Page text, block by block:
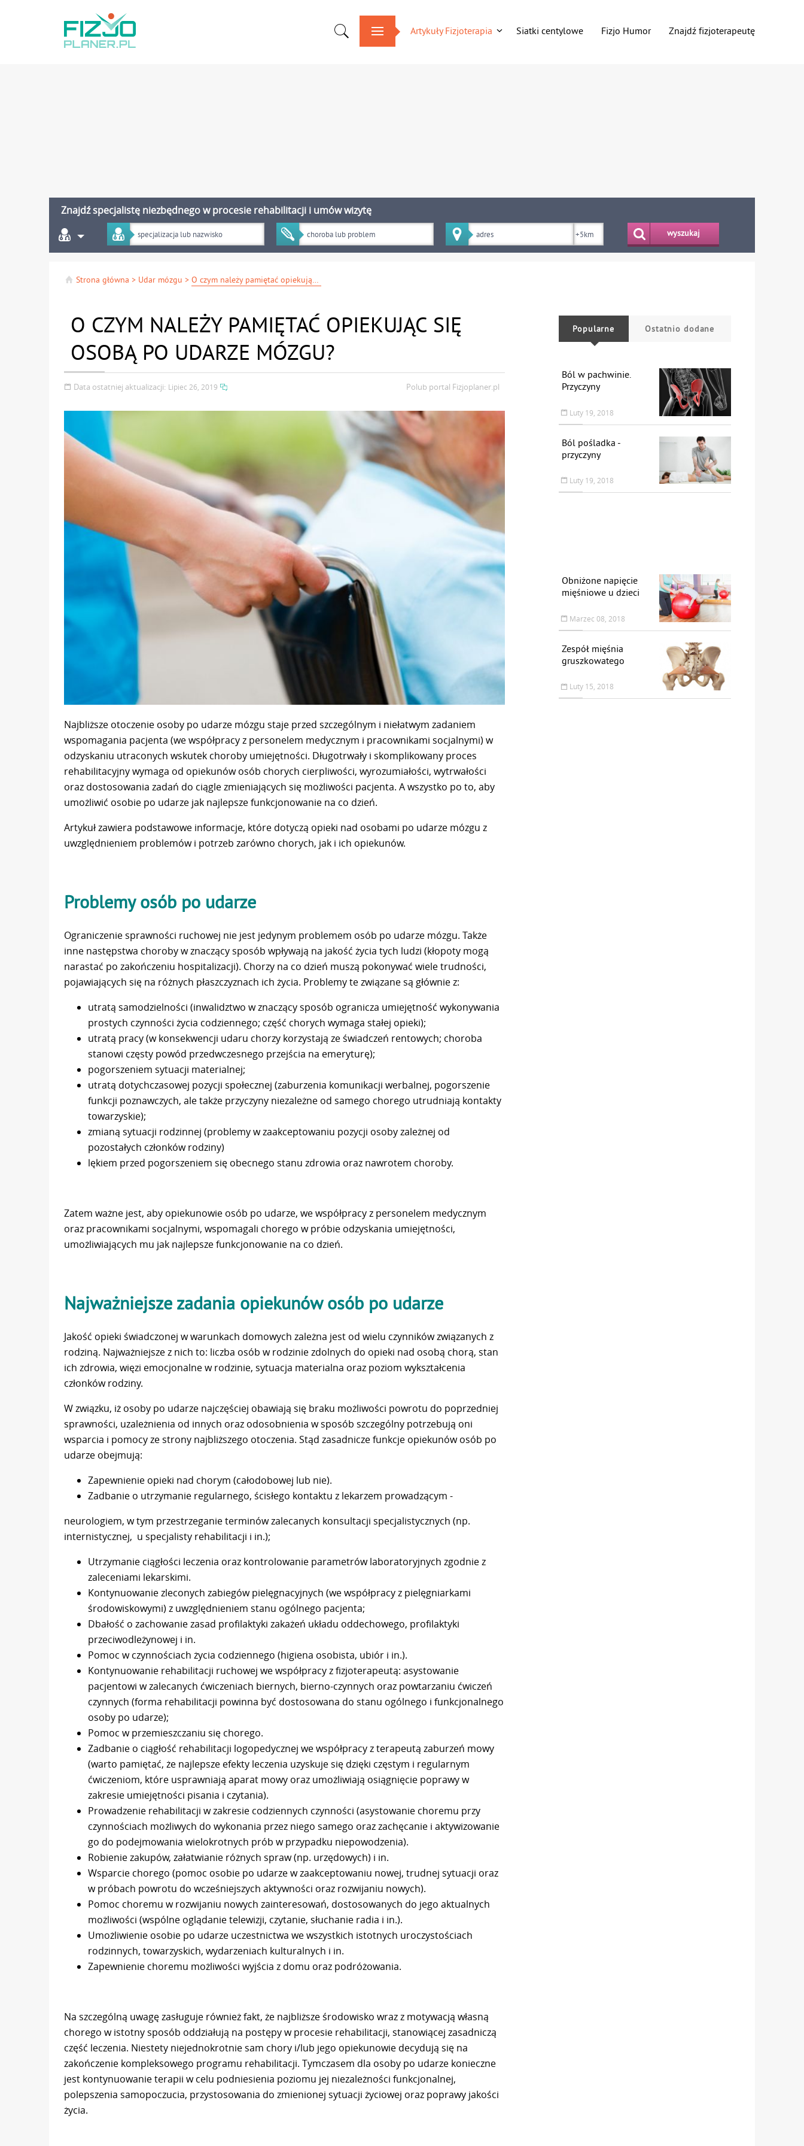
Artykuły Fizjoterapia Siatki centylowe Fizjo Humor Znajdź fizjoterapeutę
Znajdź specjalistę niezbędnego w procesie rehabilitacji i umów wizytę
wyszukaj
Strona główna > Udar mózgu > O czym należy pamiętać opiekując się osobą po udarze mózgu?
O CZYM NALEŻY PAMIĘTAĆ OPIEKUJĄC SIĘ
OSOBĄ PO UDARZE MÓZGU?
Data ostatniej aktualizacji: Lipiec 26, 2019 Polub portal Fizjoplaner.pl
Najbliższe otoczenie osoby po udarze mózgu staje przed szczególnym i niełatwym zadaniem
wspomagania pacjenta (we współpracy z personelem medycznym i pracownikami socjalnymi) w
odzyskaniu utraconych wskutek choroby umiejętności. Długotrwały i skomplikowany proces
rehabilitacyjny wymaga od opiekunów osób chorych cierpliwości, wyrozumiałości, wytrwałości
oraz dostosowania zadań do ciągle zmieniających się możliwości pacjenta. A wszystko po to, aby
umożliwić osobie po udarze jak najlepsze funkcjonowanie na co dzień.
Artykuł zawiera podstawowe informacje, które dotyczą opieki nad osobami po udarze mózgu z
uwzględnieniem problemów i potrzeb zarówno chorych, jak i ich opiekunów.
Problemy osób po udarze
Ograniczenie sprawności ruchowej nie jest jedynym problemem osób po udarze mózgu. Także
inne następstwa choroby w znaczący sposób wpływają na jakość życia tych ludzi (kłopoty mogą
narastać po zakończeniu hospitalizacji). Chorzy na co dzień muszą pokonywać wiele trudności,
pojawiających się na różnych płaszczyznach ich życia. Problemy te związane są głównie z:
utratą samodzielności (inwalidztwo w znaczący sposób ogranicza umiejętność wykonywania
prostych czynności życia codziennego; część chorych wymaga stałej opieki);
utratą pracy (w konsekwencji udaru chorzy korzystają ze świadczeń rentowych; choroba
stanowi częsty powód przedwczesnego przejścia na emeryturę);
pogorszeniem sytuacji materialnej;
utratą dotychczasowej pozycji społecznej (zaburzenia komunikacji werbalnej, pogorszenie
funkcji poznawczych, ale także przyczyny niezależne od samego chorego utrudniają kontakty
towarzyskie);
zmianą sytuacji rodzinnej (problemy w zaakceptowaniu pozycji osoby zależnej od
pozostałych członków rodziny)
lękiem przed pogorszeniem się obecnego stanu zdrowia oraz nawrotem choroby.
Zatem ważne jest, aby opiekunowie osób po udarze, we współpracy z personelem medycznym
oraz pracownikami socjalnymi, wspomagali chorego w próbie odzyskania umiejętności,
umożliwiających mu jak najlepsze funkcjonowanie na co dzień.
Najważniejsze zadania opiekunów osób po udarze
Jakość opieki świadczonej w warunkach domowych zależna jest od wielu czynników związanych z
rodziną. Najważniejsze z nich to: liczba osób w rodzinie zdolnych do opieki nad osobą chorą, stan
ich zdrowia, więzi emocjonalne w rodzinie, sytuacja materialna oraz poziom wykształcenia
członków rodziny.
W związku, iż osoby po udarze najczęściej obawiają się braku możliwości powrotu do poprzedniej
sprawności, uzależnienia od innych oraz odosobnienia w sposób szczególny potrzebują oni
wsparcia i pomocy ze strony najbliższego otoczenia. Stąd zasadnicze funkcje opiekunów osób po
udarze obejmują:
Zapewnienie opieki nad chorym (całodobowej lub nie).
Zadbanie o utrzymanie regularnego, ścisłego kontaktu z lekarzem prowadzącym -
neurologiem, w tym przestrzeganie terminów zalecanych konsultacji specjalistycznych (np.
internistycznej, u specjalisty rehabilitacji i in.);
Utrzymanie ciągłości leczenia oraz kontrolowanie parametrów laboratoryjnych zgodnie z
zaleceniami lekarskimi.
Kontynuowanie zleconych zabiegów pielęgnacyjnych (we współpracy z pielęgniarkami
środowiskowymi) z uwzględnieniem stanu ogólnego pacjenta;
Dbałość o zachowanie zasad profilaktyki zakażeń układu oddechowego, profilaktyki
przeciwodleżynowej i in.
Pomoc w czynnościach życia codziennego (higiena osobista, ubiór i in.).
Kontynuowanie rehabilitacji ruchowej we współpracy z fizjoterapeutą: asystowanie
pacjentowi w zalecanych ćwiczeniach biernych, bierno-czynnych oraz powtarzaniu ćwiczeń
czynnych (forma rehabilitacji powinna być dostosowana do stanu ogólnego i funkcjonalnego
osoby po udarze);
Pomoc w przemieszczaniu się chorego.
Zadbanie o ciągłość rehabilitacji logopedycznej we współpracy z terapeutą zaburzeń mowy
(warto pamiętać, że najlepsze efekty leczenia uzyskuje się dzięki częstym i regularnym
ćwiczeniom, które usprawniają aparat mowy oraz umożliwiają osiągnięcie poprawy w
zakresie umiejętności pisania i czytania).
Prowadzenie rehabilitacji w zakresie codziennych czynności (asystowanie choremu przy
czynnościach możliwych do wykonania przez niego samego oraz zachęcanie i aktywizowanie
go do podejmowania wielokrotnych prób w przypadku niepowodzenia).
Robienie zakupów, załatwianie różnych spraw (np. urzędowych) i in.
Wsparcie chorego (pomoc osobie po udarze w zaakceptowaniu nowej, trudnej sytuacji oraz
w próbach powrotu do wcześniejszych aktywności oraz rozwijaniu nowych).
Pomoc choremu w rozwijaniu nowych zainteresowań, dostosowanych do jego aktualnych
możliwości (wspólne oglądanie telewizji, czytanie, słuchanie radia i in.).
Umożliwienie osobie po udarze uczestnictwa we wszystkich istotnych uroczystościach
rodzinnych, towarzyskich, wydarzeniach kulturalnych i in.
Zapewnienie choremu możliwości wyjścia z domu oraz podróżowania.
Na szczególną uwagę zasługuje również fakt, że najbliższe środowisko wraz z motywacją własną
chorego w istotny sposób oddziałują na postępy w procesie rehabilitacji, stanowiącej zasadniczą
część leczenia. Niestety niejednokrotnie sam chory i/lub jego opiekunowie decydują się na
zakończenie kompleksowego programu rehabilitacji. Tymczasem dla osoby po udarze konieczne
jest kontynuowanie terapii w celu podniesienia poziomu jej niezależności funkcjonalnej,
polepszenia samopoczucia, przystosowania do zmienionej sytuacji życiowej oraz poprawy jakości
życia.
Popularne Ostatnio dodane
Ból w pachwinie.
Przyczyny
Luty 19, 2018
Ból pośladka -
przyczyny
Luty 19, 2018
Obniżone napięcie
mięśniowe u dzieci
Marzec 08, 2018
Zespół mięśnia
gruszkowatego
Luty 15, 2018